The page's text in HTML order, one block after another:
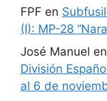
FPF en
(I): MP-28
José Manuel en
División
al 6 de